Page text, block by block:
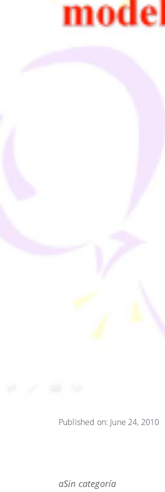
Published on: June 24, 2010
aSin categoría